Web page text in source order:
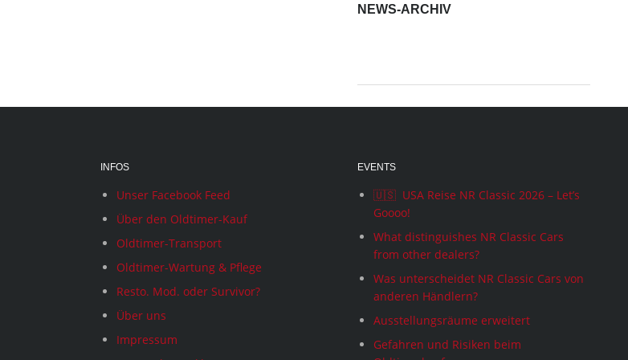
NEWS-ARCHIV
INFOS
Unser Facebook Feed
Über den Oldtimer-Kauf
Oldtimer-Transport
Oldtimer-Wartung & Pflege
Resto. Mod. oder Survivor?
Über uns
Impressum
EVENTS
🇺🇸 USA Reise NR Classic 2026 – Let’s
Goooo!
What distinguishes NR Classic Cars
from other dealers?
Was unterscheidet NR Classic Cars von
anderen Händlern?
Ausstellungsräume erweitert
Gefahren und Risiken beim